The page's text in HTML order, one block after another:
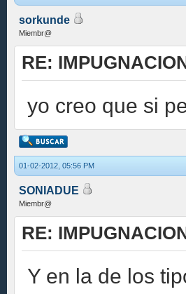
sorkunde
Miembr@
RE:
yo creo que si
01-02-2012, 05:56 PM
SONIADUE
Miembr@
RE:
Y en la de los